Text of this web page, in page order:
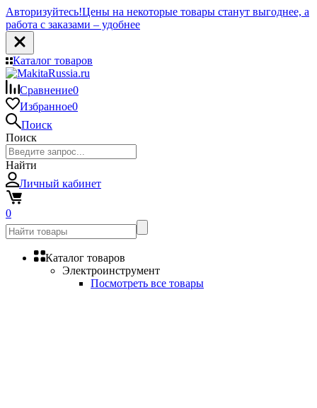
Авторизуйтесь!Цены на некоторые товары станут выгоднее, а
работа с заказами – удобнее
Каталог товаров
Сравнение0
Избранное0
Поиск
Поиск
Найти
Личный кабинет
0
Каталог товаров
Электроинструмент
Посмотреть все товары